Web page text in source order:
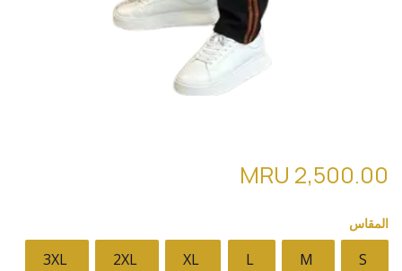
2,500.00
المقاس
S
M
L
XL
2XL
3XL